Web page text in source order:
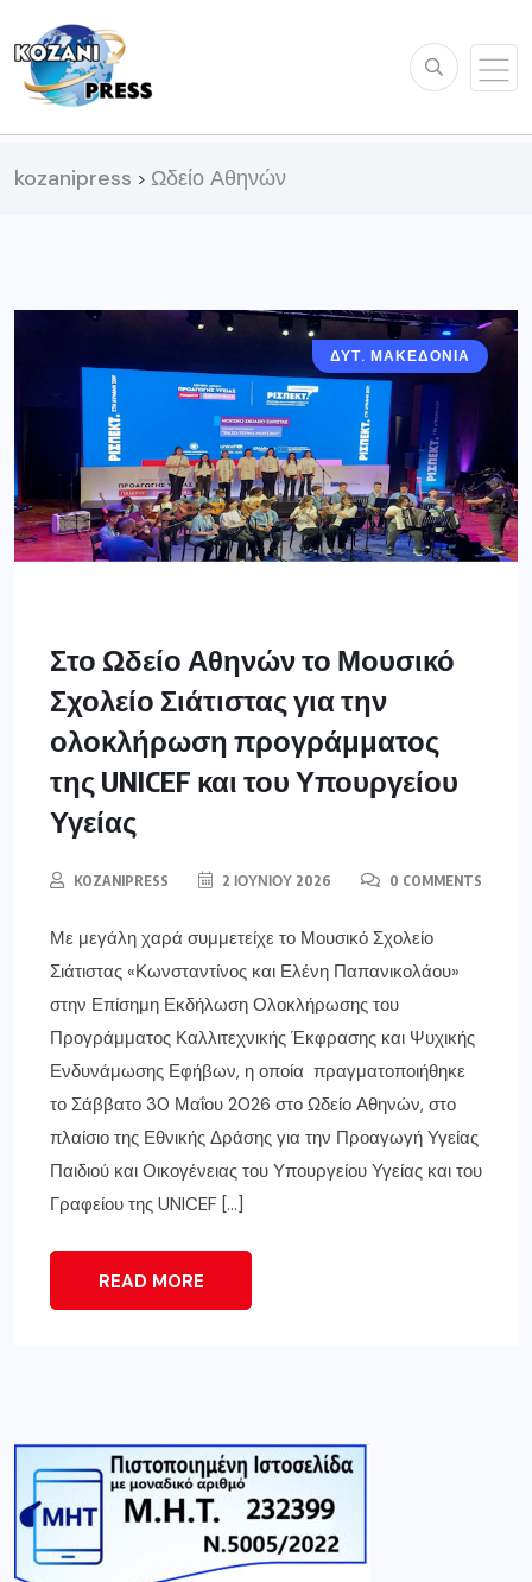
kozanipress > Ωδείο Αθηνών
ΔΥΤ. ΜΑΚΕΔΟΝΊΑ
Στο Ωδείο Αθηνών το Μουσικό
Σχολείο Σιάτιστας για την
ολοκλήρωση προγράμματος
της UNICEF και του Υπουργείου
Υγείας
KOZANIPRESS 2 ΙΟΥΝΊΟΥ 2026 0 COMMENTS
Με μεγάλη χαρά συμμετείχε το Μουσικό Σχολείο
Σιάτιστας «Κωνσταντίνος και Ελένη Παπανικολάου»
στην Επίσημη Εκδήλωση Ολοκλήρωσης του
Προγράμματος Καλλιτεχνικής Έκφρασης και Ψυχικής
Ενδυνάμωσης Εφήβων, η οποία πραγματοποιήθηκε
το Σάββατο 30 Μαΐου 2026 στο Ωδείο Αθηνών, στο
πλαίσιο της Εθνικής Δράσης για την Προαγωγή Υγείας
Παιδιού και Οικογένειας του Υπουργείου Υγείας και του
Γραφείου της UNICEF […]
READ MORE